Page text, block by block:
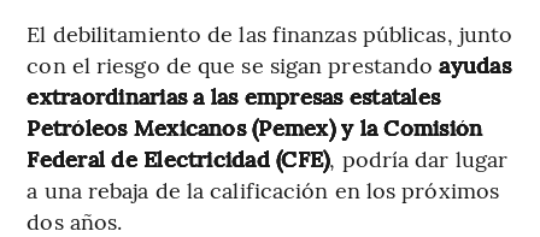
El debilitamiento de las finanzas públicas, junto
con el riesgo de que se sigan prestandoayudas
extraordinarias a las empresas estatales
Petróleos Mexicanos (Pemex) y la Comisión
Federal de Electricidad (CFE), podría dar lugar
a una rebaja de la calificación en los próximos
dos años.